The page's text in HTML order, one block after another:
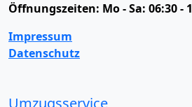
Öffnungszeiten: Mo - Sa: 06:30 -
Impressum
Datenschutz